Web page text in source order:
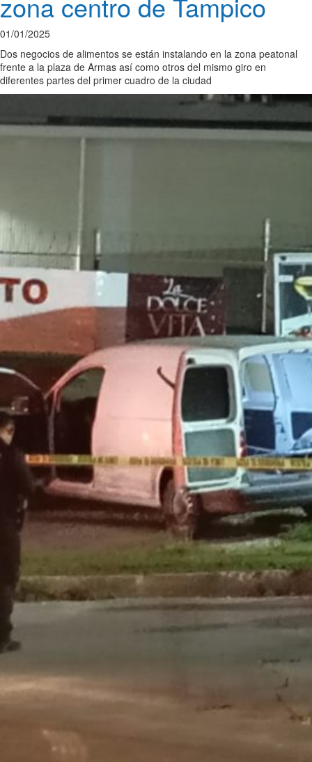
01/01/2025
Dos negocios de alimentos se están instalando en la zona peatonal
frente a la plaza de Armas así como otros del mismo giro en
diferentes partes del primer cuadro de la ciudad